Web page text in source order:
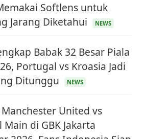
Softlens untuk
Jarang Diketahui
NEWS
Babak 32 Besar Piala
Portugal vs Kroasia Jadi
Ditunggu
NEWS
United vs
di GBK Jakarta